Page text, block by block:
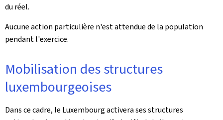
du réel.
Aucune action particulière n'est attendue de la population
pendant l'exercice.
Mobilisation des structures
luxembourgeoises
Dans ce cadre, le Luxembourg activera ses structures